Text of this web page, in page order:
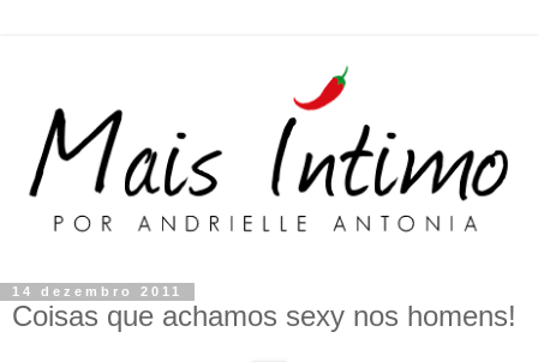
14 dezembro 2011
Coisas que achamos sexy nos homens!